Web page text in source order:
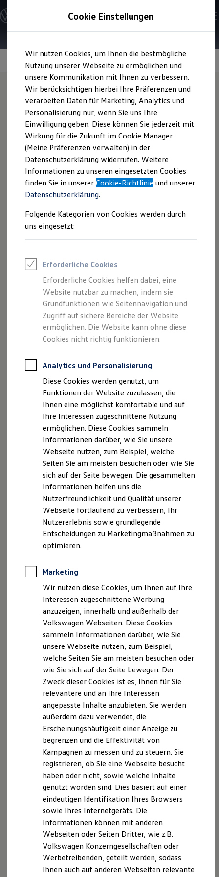
Hauptinhalt
springen
Footer
springen
Modelle & Konfigurator
Nutzfahrzeugkategorien entdecken
Modelle konfigurieren
Vorgängermodelle und Oldtimer
Vorgängermodelle
Oldtimer
Bulli Historie
Branchenlösungen & Gewerbekunden
Umbaulösungen und Hersteller finden
Auf- und Umbauten entdecken & konfigurieren
Groß- und Sonderkunden
Großkunden
Kommunen & Behörden
Journalisten
Sportvereine
Branchenlösungen
Bau & Handwerk
Gewerbliche Personenbeförderung
Service & mobile Werkstätten
Kurier, Logistik & Handel
Feuerwehr
Rettungsdienste
ONE Business ID Vorteile
Fahrzeugsuche & Marktplatz
Digitaler Marktplatz
Kauf & Finanzierung
Online-Fahrzeugbewertung
Aktionen & Angebote
E-Auto-Förderung
Für Privatkunden
Für Gewerbekunden
Profi Paket
TopDeal
Zertifizierte Gebrauchtwagen
Für Privatkunden
Für Gewerbekunden
Leasing
Für Privatkunden
Für Gewerbekunden
Versicherungen & Garantien
Garantien
Kfz-Versicherung für Nutzfahrzeuge
Restschuldversicherung
Wartungsverträge
Besitzer & Service
Reparatur & Service
Sommer-Special
Reparatur, Pflege & Inspektion
Servicetermin anfragen
Service-Vorteile bei Volkswagen Nutzfahrzeuge
ServicePlus
Economy Service
Räder & Reifen Service
Ersatzfahrzeuge
Software, Konnektivität & Apps
California App
VW Connect für Ihren ID. Buzz
VW Connect für Ihren Transporter/Caravelle
VW Connect für Ihren Amarok
VW Connect für andere Modelle
Connect Pro
Fleet Interface Data
Multistop Pathfinder
Übersicht Software Updates
Hilfreiches für Besitzer
Fahrerassistenz- und Sicherheitssysteme
Kontrollleuchten
Kurzfahrprofile und Ölverdünnung
XTL-Dieselkraftstoff
Ersatzteile und Betriebsflüssigkeiten
Original Zubehör und Lifestyle Produkte
myVolkswagen
myVolkswagen Business
Elektrisch & Autonom
Elektro - & Hybridfahrzeuge
Unser Ansatz
Klimafreundlicher Strom
Reichweite & Ladelösungen
Reichweitensimulator
Ladezeitensimulator
Ladelösungen für Privatkunden
Ladelösungen für Gewerbekunden
Wallbox und Ladekabel
Förderung & Kosten der Elektrofahrzeuge
Fördermöglichkeiten für Privatkunden
Fördermöglichkeiten für Gewerbekunden
Standregenration
HilfreicheZusatzoption
für Kurzfahrprofile
Die insbesondere für unsere Kunden mit ausgeprägten
Kurzfahrprofilen sowie häufigen Fahrten mit niedrigen
Drehzahlen entwickelte Standregeneration kann dabei
helfen, die Lebensdauer von Fahrzeugkomponenten durch
die optimierte Steuerbarkeit der
Dieselpartikelfilterregeneration zu erhöhen. Außerdem
können somit Werkstattaufenthalte einschließlich
Der am Prozess einer effektiven Abgasreinigung beteiligte
Dieselpartikelfilter kann seine hohe Leistungsfähigkeit nur
bei regelmäßiger Verbrennung gefilterter Partikel innerhalb
einer weitgehend automatisiert ablaufenden
Regenerationsphase aufrechterhalten. Die mehrere Minuten
andauernde Regeneration kann jedoch bei ausgeprägten
Kurzfahrprofilen häufig nicht vollständig abgeschlossen
Dieselpartikelfilters sowie Ölverdünnung durch
unvollständige Regenerationsphasen kommen kann – ein
erhöhter Wartungsaufwand ist die Folge.
Dieser Problematik kann die durchdachte Funktion der
Standregeneration vorbeugen, indem je nach Bedarf über
das Tastenfeld Regenerationsphasen manuell aufgeschoben
oder auch gezielt ausgelöst werden können sowie
gleichzeitig über anstehende beziehungsweise laufende
Regenerationsphasen informiert wird.
Für weitere Informationen steht Ihnen Ihr
Volkswagen NutzfahrzeugePartnergerne zur Verfügung.
Nutzungsbedingungen
Lizenzhinweise Dritter
Rückrufe
VERTRAG WIDERRUFEN
Disclaimer von Volkswagen AG
Die in dieser Darstellung gezeigten Fahrzeuge und
Ausstattungen können in einzelnen Details vom aktuellen
deutschen Lieferprogramm abweichen. Abgebildet sind
teilweise Sonderausstattungen der Fahrzeuge gegen
Mehrpreis.
Bitte beachten Sie auch unseren Konfigurator für eine
Übersicht der aktuell verfügbaren Modelle und Ausstattungen.
Die angegebenen Verbrauchs- und Emissionswerte beziehen
sich nicht auf ein einzelnes Fahrzeug und sind nicht Bestandteil
des Angebots, sondern dienen allein Vergleichszwecken
zwischen den verschiedenen Fahrzeugtypen.
Zusatzausstattungen und Zubehör (Anbauteile, Reifenformat
usw.) können relevante Fahrzeugparameter, wiez. B.
Rollwiderstand und Aerodynamik verändern und neben
Witterungs- und Verkehrsbedingungen sowie dem
individuellen Fahrverhalten den Kraftstoffverbrauch, den
Stromverbrauch, die CO₂-Emissionen und die
Fahrleistungswerte eines Fahrzeugs beeinflussen.
Cookie Einstellungen
Wir nutzen Cookies, um Ihnen die bestmögliche
Nutzung unserer Webseite zu ermöglichen und
unsere Kommunikation mit Ihnen zu verbessern.
Wir berücksichtigen hierbei Ihre Präferenzen und
verarbeiten Daten für Marketing, Analytics und
Personalisierung nur, wenn Sie uns Ihre
Einwilligung geben. Diese können Sie jederzeit mit
Wirkung für die Zukunft im Cookie Manager
(Meine Präferenzen verwalten) in der
Datenschutzerklärung widerrufen. Weitere
Informationen zu unseren eingesetzten Cookies
finden Sie in unsererCookie-Richtlinie und unserer
Datenschutzerklärung.
Folgende Kategorien von Cookies werden durch
uns eingesetzt:
Erforderliche Cookies
Erforderliche Cookies helfen dabei, eine
Website nutzbar zu machen, indem sie
Grundfunktionen wie Seitennavigation und
Zugriff auf sichere Bereiche der Website
ermöglichen. Die Website kann ohne diese
Cookies nicht richtig funktionieren.
Analytics und Personalisierung
Diese Cookies werden genutzt, um
Funktionen der Website zuzulassen, die
Ihnen eine möglichst komfortable und auf
Ihre Interessen zugeschnittene Nutzung
ermöglichen. Diese Cookies sammeln
Informationen darüber, wie Sie unsere
Webseite nutzen, zum Beispiel, welche
Seiten Sie am meisten besuchen oder wie Sie
sich auf der Seite bewegen. Die gesammelten
Informationen helfen uns die
Nutzerfreundlichkeit und Qualität unserer
Webseite fortlaufend zu verbessern, Ihr
Nutzererlebnis sowie grundlegende
Entscheidungen zu Marketingmaßnahmen zu
optimieren.
Marketing
Wir nutzen diese Cookies, um Ihnen auf Ihre
Interessen zugeschnittene Werbung
anzuzeigen, innerhalb und außerhalb der
Volkswagen Webseiten. Diese Cookies
sammeln Informationen darüber, wie Sie
unsere Webseite nutzen, zum Beispiel,
welche Seiten Sie am meisten besuchen oder
wie Sie sich auf der Seite bewegen. Der
Zweck dieser Cookies ist es, Ihnen für Sie
relevantere und an Ihre Interessen
angepasste Inhalte anzubieten. Sie werden
außerdem dazu verwendet, die
Erscheinungshäufigkeit einer Anzeige zu
begrenzen und die Effektivität von
Kampagnen zu messen und zu steuern. Sie
registrieren, ob Sie eine Webseite besucht
haben oder nicht, sowie welche Inhalte
genutzt worden sind. Dies basiert auf einer
eindeutigen Identifikation Ihres Browsers
sowie Ihres Internetgeräts. Die
Informationen können mit anderen
Webseiten oder Seiten Dritter, wie z.B.
Volkswagen Konzerngesellschaften oder
Werbetreibenden, geteilt werden, sodass
Ihnen auch auf anderen Webseiten relevante